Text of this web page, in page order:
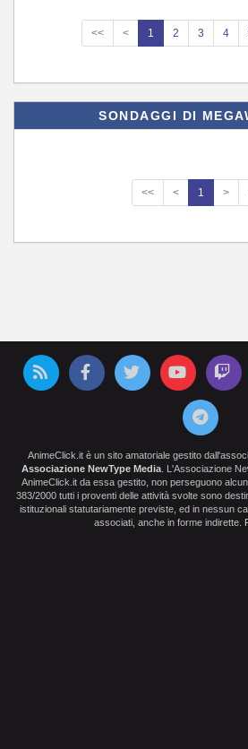
<< < 1 2 3 4
SONDAGGI DI
<< < 1 >
AnimeClick.it è un sito amatoriale gestito
Associazione NewType Media . L'Associazione
AnimeClick.it da essa gestito, non perseguono
383/2000 tutti i proventi delle attività svolte sono
istituzionali statutariamente previste, ed in nessun
associati, anche in forme indirette.